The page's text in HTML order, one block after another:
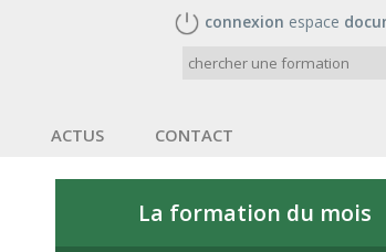
connexion espace
ACTUS CONTACT
La formation du mois